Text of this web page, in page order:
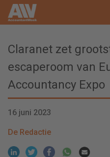
Claranet zet
escaperoom van
Accountancy Expo
16 juni 2023
De Redactie